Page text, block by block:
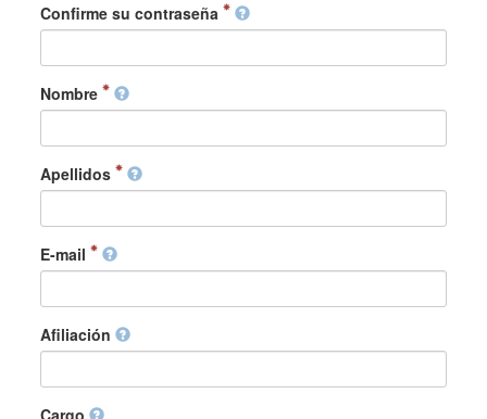
Confirme su contraseña
Nombre
Apellidos
E-mail
Afiliación
Cargo